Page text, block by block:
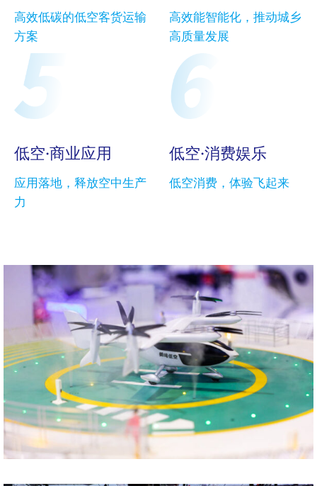
高效低碳的低空客货运输
方案
高效能智能化，推动城乡
高质量发展
低空·商业应用
应用落地，释放空中生产
力
低空·消费娱乐
低空消费，体验飞起来